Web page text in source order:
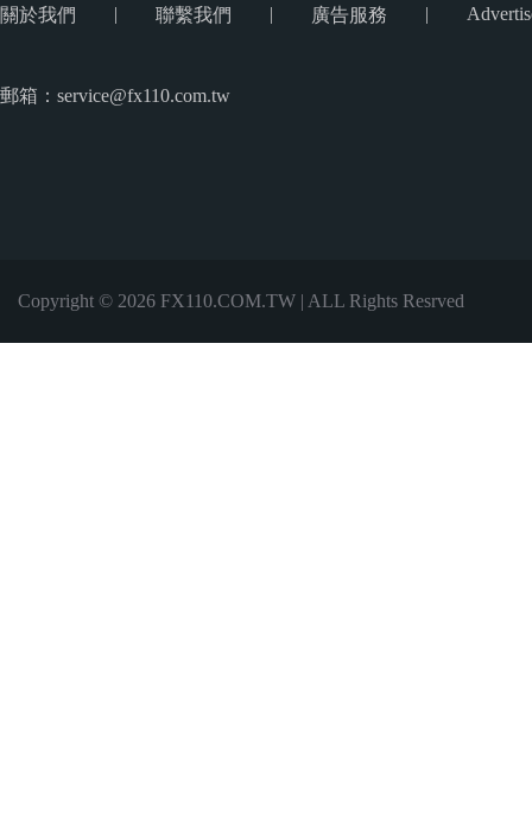
關於我們 | 聯繫我們 | 廣告服務 |
郵箱：service@fx110.com.tw
Copyright © 2026 FX110.COM.TW | ALL Rights Resrved